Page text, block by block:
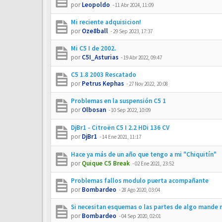
porLeopoldo -11 Abr 2024, 11:09
Mi reciente adquisicion!
porOze8ball -29 Sep 2023, 17:37
Mi C5 I de 2002.
porC5I_Asturias -19 Abr 2022, 09:47
C5 1.8 2003 Rescatado
porPetrus Kephas -27 Nov 2022, 20:08
Problemas en la suspensión C5 1
porOlbosan -10 Sep 2022, 10:09
DjBr1 - Citroën C5 I 2.2 HDi 136 CV
porDjBr1 -14 Ene 2021, 11:17
Hace ya más de un año que tengo a mi "Chiquitín"
porQuique C5 Break -02 Ene 2021, 23:52
Problemas fallos modulo puerta acompañante
porBombardeo -28 Ago 2020, 03:04
Si necesitan esquemas o las partes de algo mande
porBombardeo -04 Sep 2020, 02:01